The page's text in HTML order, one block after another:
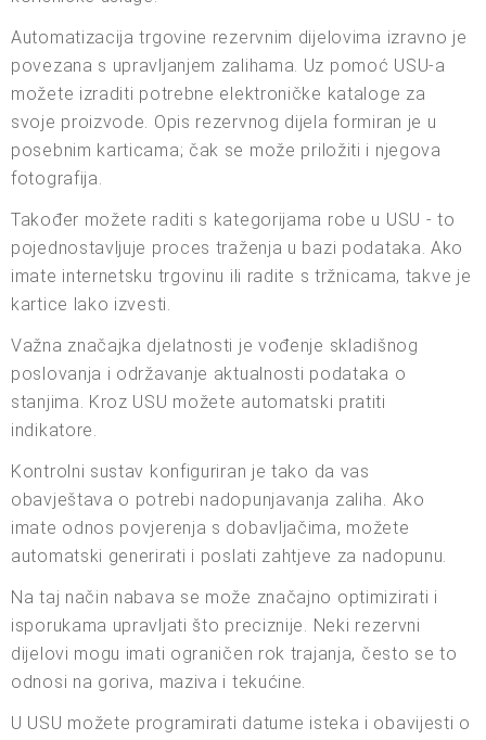
Automatizacija trgovine rezervnim dijelovima izravno je
povezana s upravljanjem zalihama. Uz pomoć USU-a
možete izraditi potrebne elektroničke kataloge za
svoje proizvode. Opis rezervnog dijela formiran je u
posebnim karticama; čak se može priložiti i njegova
fotografija.
Također možete raditi s kategorijama robe u USU - to
pojednostavljuje proces traženja u bazi podataka. Ako
imate internetsku trgovinu ili radite s tržnicama, takve je
kartice lako izvesti.
Važna značajka djelatnosti je vođenje skladišnog
poslovanja i održavanje aktualnosti podataka o
stanjima. Kroz USU možete automatski pratiti
indikatore.
Kontrolni sustav konfiguriran je tako da vas
obavještava o potrebi nadopunjavanja zaliha. Ako
imate odnos povjerenja s dobavljačima, možete
automatski generirati i poslati zahtjeve za nadopunu.
Na taj način nabava se može značajno optimizirati i
isporukama upravljati što preciznije. Neki rezervni
dijelovi mogu imati ograničen rok trajanja, često se to
odnosi na goriva, maziva i tekućine.
U USU možete programirati datume isteka i obavijesti o